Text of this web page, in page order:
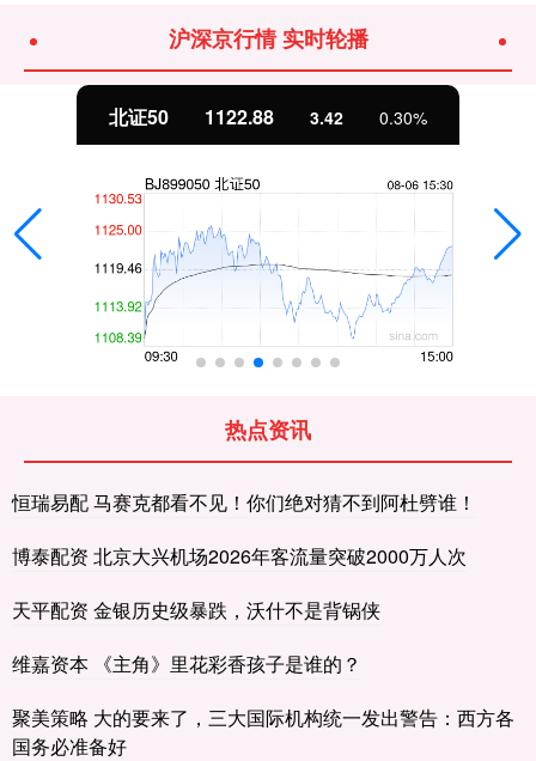
沪深京行情 实时轮播
北证50 1122.88 3.42 0.30%
热点资讯
恒瑞易配 马赛克都看不见！你们绝对猜不到阿杜劈谁！
博泰配资 北京大兴机场2026年客流量突破2000万人次
天平配资 金银历史级暴跌，沃什不是背锅侠
维嘉资本 《主角》里花彩香孩子是谁的？
聚美策略 大的要来了，三大国际机构统一发出警告：西方各
国务必准备好